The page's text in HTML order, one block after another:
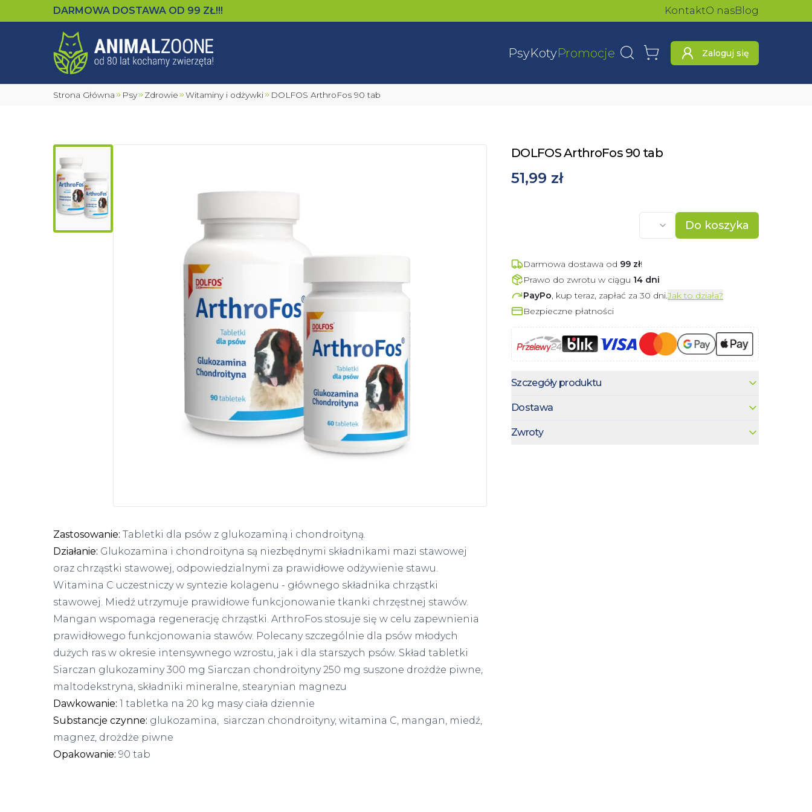
DARMOWA DOSTAWA OD 99 ZŁ!!! KontaktO nasBlog
PsyKotyPromocje WyszukajKoszyk Zaloguj się
Strona Główna Psy Zdrowie Witaminy i odżywki DOLFOS ArthroFos 90 tab
DOLFOS ArthroFos 90 tab
51,99 zł
Do koszyka
Darmowa dostawa od 99 zł!
Prawo do zwrotu w ciągu 14 dni
PayPo, kup teraz, zapłać za 30 dni.Jak to działa?
Bezpieczne płatności
Szczegóły produktu
Dostawa
Zwroty
Zastosowanie: Tabletki dla psów z glukozaminą i chondroityną.
Działanie: Glukozamina i chondroityna są niezbędnymi składnikami mazi stawowej
oraz chrząstki stawowej, odpowiedzialnymi za prawidłowe odżywienie stawu.
Witamina C uczestniczy w syntezie kolagenu - głównego składnika chrząstki
stawowej. Miedź utrzymuje prawidłowe funkcjonowanie tkanki chrzęstnej stawów.
Mangan wspomaga regenerację chrząstki. ArthroFos stosuje się w celu zapewnienia
prawidłowego funkcjonowania stawów. Polecany szczególnie dla psów młodych
dużych ras w okresie intensywnego wzrostu, jak i dla starszych psów. Skład tabletki
Siarczan glukozaminy 300 mg Siarczan chondroityny 250 mg suszone drożdże piwne,
maltodekstryna, składniki mineralne, stearynian magnezu
Dawkowanie: 1 tabletka na 20 kg masy ciała dziennie
Substancje czynne: glukozamina, siarczan chondroityny, witamina C, mangan, miedź,
magnez, drożdże piwne
Opakowanie: 90 tab